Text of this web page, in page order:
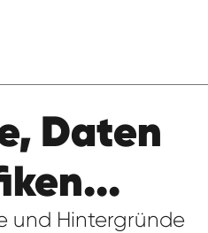
Daten
und Hintergründe